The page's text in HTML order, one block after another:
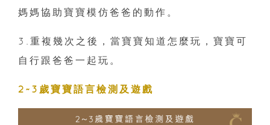
媽媽協助寶寶模仿爸爸的動作。
3.重複幾次之後，當寶寶知道怎麼玩，寶寶可
自行跟爸爸一起玩。
2~3歲寶寶語言檢測及遊戲